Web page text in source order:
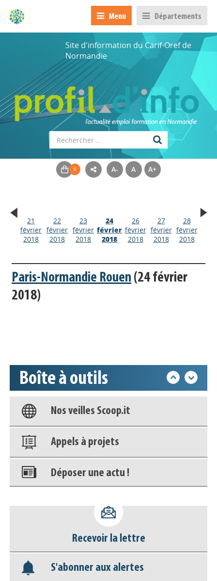
Menu Départements
Site d'information du Carif-Oref de
Normandie
A- A A+
21
février
2018
22
février
2018
23
février
2018
24
février
2018
26
février
2018
27
février
2018
28
février
2018
Paris-Normandie Rouen (24 février
2018)
Boîte à outils
Appels à projets
Base documentaire
Nos veilles Scoop.it
Appels à projets
Déposer une actu !
déconnecter)
Base documentaire
Nos veilles Scoop.it
Recevoir la lettre
S'abonner aux alertes